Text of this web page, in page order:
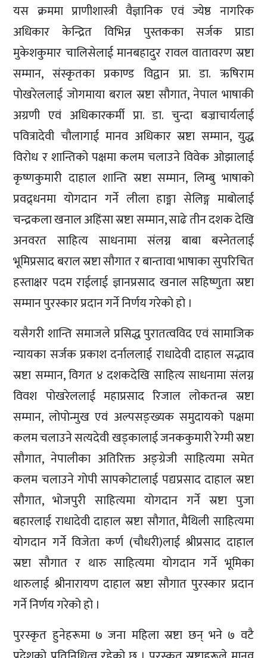
यस क्रममा प्राणीशास्त्री वैज्ञानिक एवं ज्येष्ठ नागरिक
अधिकार केन्द्रित विभिन्न पुस्तकका सर्जक प्राडा
मुकेशकुमार चालिसेलाई मानबहादुर रावल वातावरण स्रष्टा
सम्मान, संस्कृतका प्रकाण्ड विद्वान प्रा. डा. ऋषिराम
पोखरेललाई जोगमाया बराल स्रष्टा सौगात, नेपाल भाषाकी
अग्रणी एवं अधिकारकर्मी प्रा. डा. चुन्दा बज्राचार्यलाई
पवित्रादेवी चौलागाई मानव अधिकार स्रष्टा सम्मान, युद्ध
विरोध र शान्तिको पक्षमा कलम चलाउने विवेक ओझालाई
कृष्णकुमारी दाहाल शान्ति स्रष्टा सम्मान, लिम्बु भाषाको
प्रवद्र्धनमा योगदान गर्ने लीला हाङ्मा सेलिङ्ग माबोलाई
चन्द्रकला खनाल अहिंसा स्रष्टा सम्मान, साढे तीन दशक देखि
अनवरत साहित्य साधनामा संलग्न बाबा बस्नेतलाई
भूमिप्रसाद बराल स्रष्टा सौगात र बान्तावा भाषाका सुपरिचित
हस्ताक्षर पदम राईलाई ज्ञानप्रसाद खनाल सहिष्णुता स्रष्टा
सम्मान पुरस्कार प्रदान गर्ने निर्णय गरेको हो ।
यसैगरी शान्ति समाजले प्रसिद्ध पुरातत्वविद एवं सामाजिक
न्यायका सर्जक प्रकाश दर्नाललाई राधादेवी दाहाल सद्भाव
स्रष्टा सम्मान, विगत ४ दशकदेखि साहित्य साधनामा संलग्न
विवश पोखरेललाई महाप्रसाद रिजाल लोकतन्त्र स्रष्टा
सम्मान, लोपोन्मुख एवं अल्पसङ्ख्यक समुदायको पक्षमा
कलम चलाउने सत्यदेवी खड्कालाई जनककुमारी रेग्मी स्रष्टा
सौगात, नेपालीका अतिरिक्त अङ्ग्रेजी साहित्यमा समेत
कलम चलाउने गोपी सापकोटालाई पद्यप्रसाद दाहाल स्रष्टा
सौगात, भोजपुरी साहित्यमा योगदान गर्ने स्रष्टा पुजा
बहारलाई राधादेवी दाहाल स्रष्टा सौगात, मैथिली साहित्यमा
योगदान गर्ने विजेता कर्ण (चौधरी)लाई श्रीप्रसाद दाहाल
स्रष्टा सौगात र थारु साहित्यमा योगदान गर्ने भूमिका
थारुलाई श्रीनारायण दाहाल स्रष्टा सौगात पुरस्कार प्रदान
गर्ने निर्णय गरेको हो ।
पुरस्कृत हुनेहरूमा ७ जना महिला स्रष्टा छन् भने ७ वटै